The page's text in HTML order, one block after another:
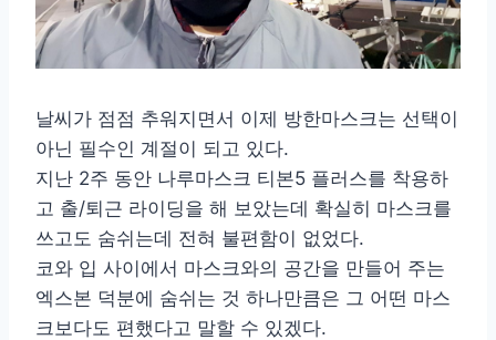
날씨가 점점 추워지면서 이제 방한마스크는 선택이
아닌 필수인 계절이 되고 있다.
지난 2주 동안 나루마스크 티본5 플러스를 착용하
고 출/퇴근 라이딩을 해 보았는데 확실히 마스크를
쓰고도 숨쉬는데 전혀 불편함이 없었다.
코와 입 사이에서 마스크와의 공간을 만들어 주는
엑스본 덕분에 숨쉬는 것 하나만큼은 그 어떤 마스
크보다도 편했다고 말할 수 있겠다.